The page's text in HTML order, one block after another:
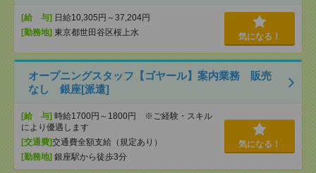
[給 与] 日給10,305円～37,204円
[勤務地] 東京都世田谷区桜上水 気になる！
オープニングスタッフ【ゴヤール】案内業務 販売
なし 銀座[派遣]
[給 与] 時給1700円～1800円 ※ご経験・スキル
により優遇します
[交通費]交通費全額支給（規定あり）
[勤務地] 銀座駅から徒歩3分
気になる！